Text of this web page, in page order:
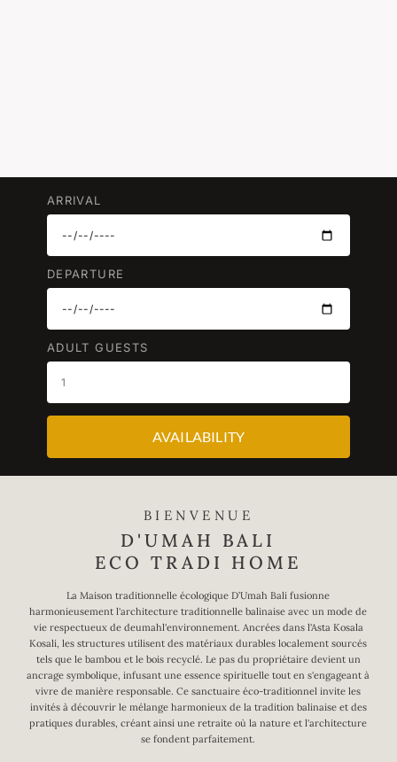
ARRIVAL
DEPARTURE
ADULT GUESTS
AVAILABILITY
BIENVENUE
D'UMAH BALI
ECO TRADI HOME
La Maison traditionnelle écologique D’Umah Bali fusionne
harmonieusement l'architecture traditionnelle balinaise avec un mode de
vie respectueux de deumahl'environnement. Ancrées dans l'Asta Kosala
Kosali, les structures utilisent des matériaux durables localement sourcés
tels que le bambou et le bois recyclé. Le pas du propriétaire devient un
ancrage symbolique, infusant une essence spirituelle tout en s'engageant à
vivre de manière responsable. Ce sanctuaire éco-traditionnel invite les
invités à découvrir le mélange harmonieux de la tradition balinaise et des
pratiques durables, créant ainsi une retraite où la nature et l'architecture
se fondent parfaitement.